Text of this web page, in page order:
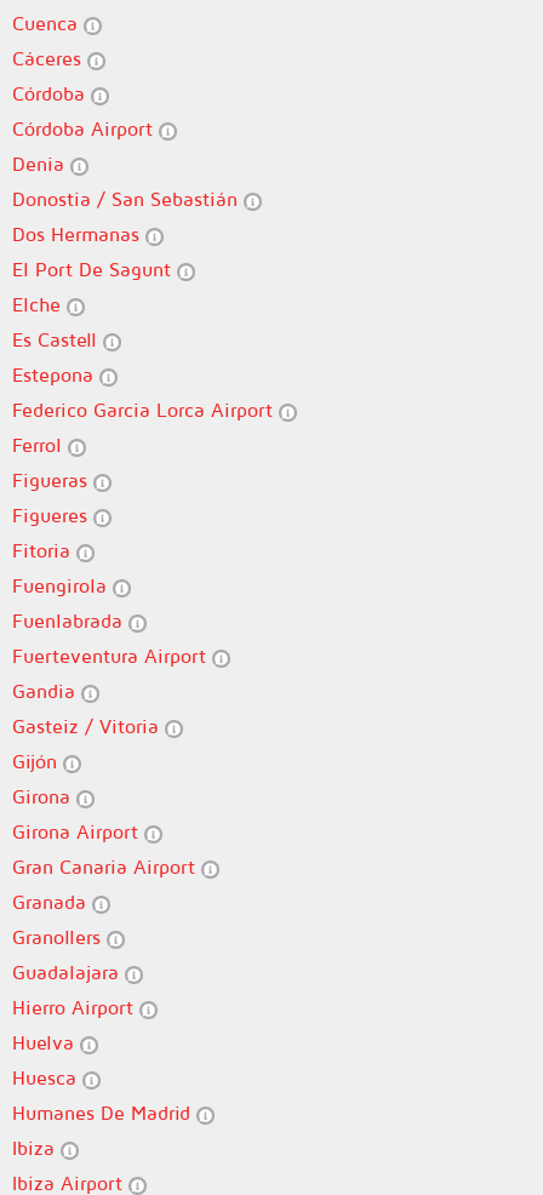
Cuenca
Cáceres
Córdoba
Córdoba Airport
Denia
Donostia / San Sebastián
Dos Hermanas
El Port De Sagunt
Elche
Es Castell
Estepona
Federico Garcia Lorca Airport
Ferrol
Figueras
Figueres
Fitoria
Fuengirola
Fuenlabrada
Fuerteventura Airport
Gandia
Gasteiz / Vitoria
Gijón
Girona
Girona Airport
Gran Canaria Airport
Granada
Granollers
Guadalajara
Hierro Airport
Huelva
Huesca
Humanes De Madrid
Ibiza
Ibiza Airport